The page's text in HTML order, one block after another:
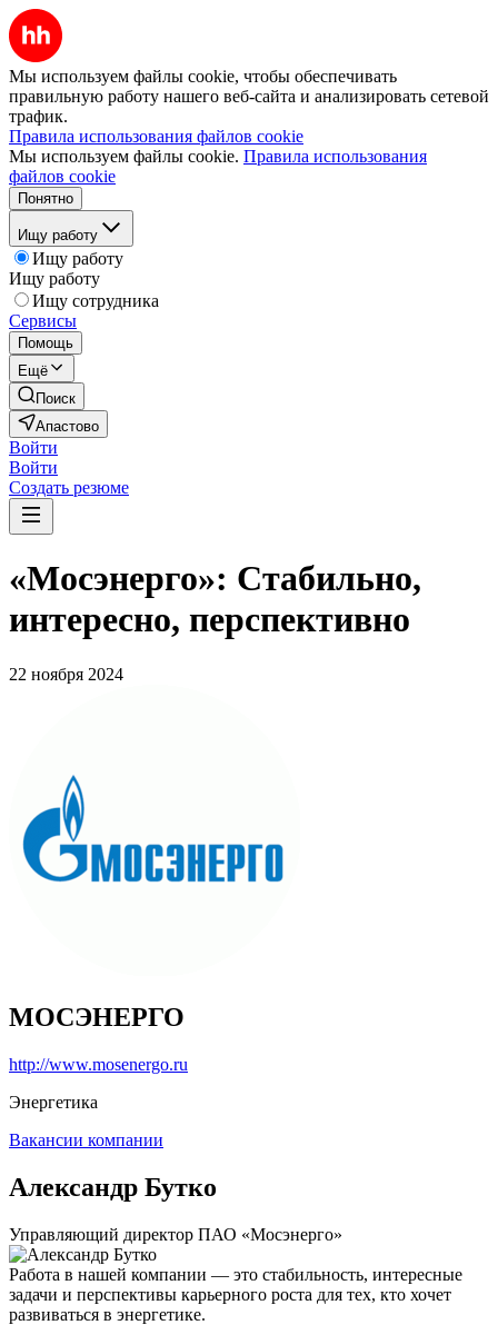
Мы используем файлы cookie, чтобы обеспечивать
правильную работу нашего веб-сайта и анализировать сетевой
трафик.
Правила использования файлов cookie
Мы используем файлы cookie. Правила использования
файлов cookie
Понятно
Ищу работу
Ищу работу
Ищу работу
Ищу сотрудника
Сервисы
Помощь
Ещё
Поиск
Апастово
Войти
Войти
Создать резюме
«Мосэнерго»: Стабильно,
интересно, перспективно
22 ноября 2024
МОСЭНЕРГО
http://www.mosenergo.ru
Энергетика
Вакансии компании
Александр Бутко
Управляющий директор ПАО «Мосэнерго»
Работа в нашей компании — это стабильность, интересные
задачи и перспективы карьерного роста для тех, кто хочет
развиваться в энергетике.